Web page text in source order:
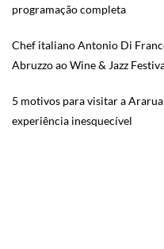
programação completa
Chef italiano Antonio Di
Abruzzo ao Wine & Jazz
5 motivos para visitar a
experiência inesquecível